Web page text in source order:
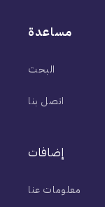
مساعدة
البحث
اتصل بنا
إضافات
معلومات عنا